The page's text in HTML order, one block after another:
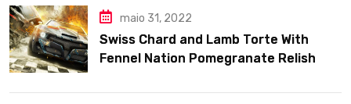
maio 31, 2022
Swiss Chard and Lamb Torte With
Fennel Nation Pomegranate Relish